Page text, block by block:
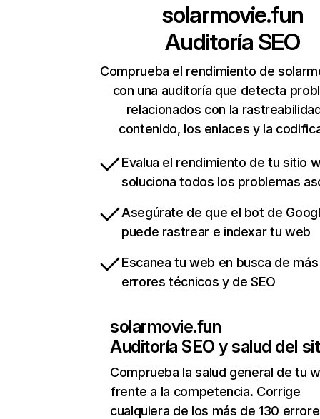
solarmovie.fun
Auditoría SEO
Comprueba el rendimiento de
con una auditoría que detecta
relacionados con la
contenido, los enlaces y la
Evalua el rendimiento de tu sitio
soluciona todos los problemas
Asegúrate de que el bot de
puede rastrear e indexar tu web
Escanea tu web en busca de
errores técnicos y de SEO
solarmovie.fun
Auditoría SEO y salud del
Comprueba la salud general de tu
frente a la competencia. Corrige
cualquiera de los más de 130